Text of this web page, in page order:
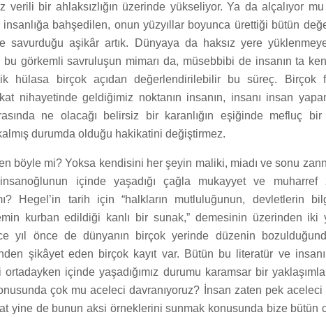
verili bir ahlaksızlığın üzerinde yükseliyor. Ya da alçalıyor
insanlığa bahşedilen, onun yüzyıllar boyunca ürettiği bütün
savurduğu aşikâr artık. Dünyaya da haksız yere
bu görkemli savruluşun mimarı da, müsebbibi de insanın ta
hülasa birçok açıdan değerlendirilebilir bu süreç. Birçok
nihayetinde geldiğimiz noktanın insanın, insanı insan
ne olacağı belirsiz bir karanlığın eşiğinde mefluç
durumda olduğu hakikatini değiştirmez.
böyle mi? Yoksa kendisini her şeyin maliki, miadı ve sonu
içinde yaşadığı çağla mukayyet ve muharref
Hegel’in tarih için “halkların mutluluğunun, devletlerin
kurban edildiği kanlı bir sunak,” demesinin üzerinden iki
yıl önce de dünyanın birçok yerinde düzenin
şikâyet eden birçok kayıt var. Bütün bu literatür ve
ortadayken içinde yaşadığımız durumu karamsar bir
çok mu aceleci davranıyoruz? İnsan zaten pek
yine de bunun aksi örneklerini sunmak konusunda bize bütün